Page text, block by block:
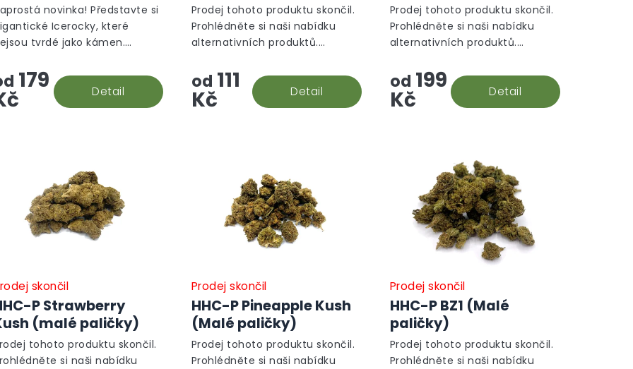
179 Detail
novinka! Představte si
Icerocky, které
tvrdé jako kámen.
nebo HHC-P květy a jsou
CBD izolátem a proto
od 111
Kč Detail
Prodej tohoto produktu skončil.
Prohlédněte si naši nabídku
alternativních produktů.
od 199
Kč Detail
Prodej tohoto produktu skončil.
Prohlédněte si naši nabídku
alternativních produktů.
P Strawberry
(malé paličky)
skončil
tohoto produktu skončil.
si naši nabídku
HHC-P Pineapple Kush
(Malé paličky)
Prodej skončil
Prodej tohoto produktu skončil.
Prohlédněte si naši nabídku
HHC-P BZ1 (Malé
paličky)
Prodej skončil
Prodej tohoto produktu skončil.
Prohlédněte si naši nabídku